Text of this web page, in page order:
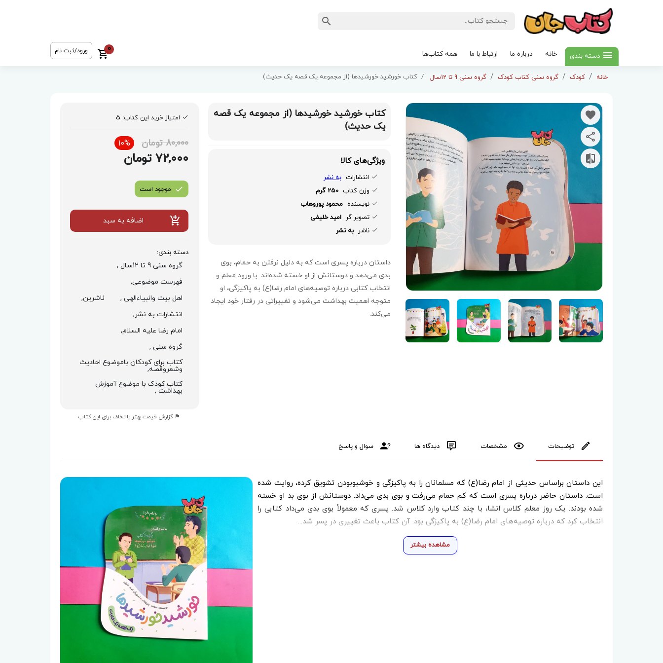
دسته بندی خانه درباره ما ارتباط با ما همه کتاب‌ها
0 ورود/ثبت نام
خانه کودک گروه سنی کتاب کودک گروه سنی 9 تا 12سال کتاب خورشید خورشیدها (از مجموعه یک قصه یک حدیث)
کتاب خورشید خورشیدها (از مجموعه یک قصه
یک حدیث)
ویژگی‌های کالا
انتشارات به نشر
وزن کتاب 250 گرم
نویسنده محمود پوروهاب
تصویر گر امید خلیفی
ناشر به نشر
داستان درباره پسری است که به دلیل نرفتن به حمام، بوی
بدی می‌دهد و دوستانش از او خسته شده‌اند. با ورود معلم و
انتخاب کتابی درباره توصیه‌های امام رضا(ع) به پاکیزگی، او
متوجه اهمیت بهداشت می‌شود و تغییراتی در رفتار خود ایجاد
می‌کند.
امتیاز خرید این کتاب: 5
80,000 تومان 10%
72,000 تومان
موجود است
اضافه به سبد
دسته بندی:
گروه سنی 9 تا 12سال ,
فهرست موضوعی,
اهل بیت وانبیاءالهی ,
ناشرین,
انتشارات به نشر,
امام رضا علیه السلام,
گروه سنی ,
کتاب برای کودکان باموضوع احادیث
وشعروقصه,
کتاب کودک با موضوع آموزش
بهداشت ,
گزارش قیمت بهتر یا تخلف برای این کتاب
توضیحات مشخصات دیدگاه ها سوال و پاسخ
این داستان براساس حدیثی از امام رضا(ع) که مسلمانان را به پاکیزگی و خوشبوبودن تشویق کرده، روایت شده
است. داستان حاضر درباره پسری است که کم حمام می‌رفت و بوی بدی می‌داد. دوستانش از بوی بد او خسته
شده بودند. یک روز معلم کلاس انشا، با چند کتاب وارد کلاس شد. پسری که معمولاً بوی بدی می‌داد کتابی را
انتخاب کرد که درباره توصیه‌های امام رضا(ع) به پاکیزگی بود. آن کتاب باعث تغییری در پسر شد...
مشاهده بیشتر